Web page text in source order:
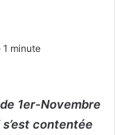
1 minute
1er-Novembre
contentée